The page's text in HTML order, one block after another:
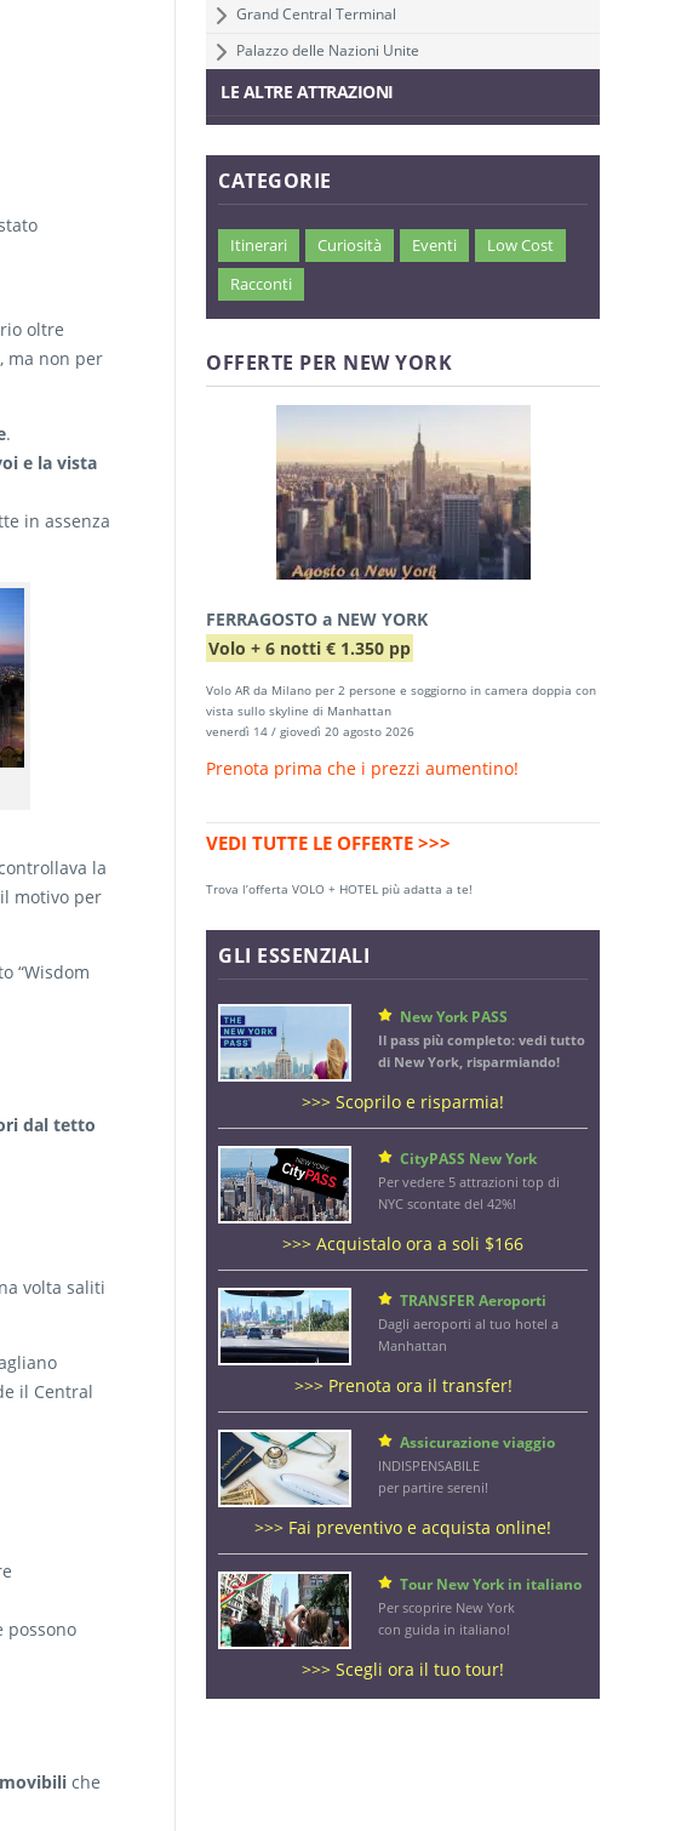
oltre
ma non per
.
e la vista
in assenza
la
motivo per
“Wisdom
dal tetto
volta saliti
il Central
possono
che
Grand Central Terminal
Palazzo delle Nazioni Unite
LE ALTRE ATTRAZIONI
CATEGORIE
Itinerari Curiosità Eventi
Low Cost
Racconti
OFFERTE PER NEW YORK
FERRAGOSTO a NEW YORK
Volo + 6 notti € 1.350 pp
Volo AR da Milano per 2 persone e soggiorno in camera doppia con
vista sullo skyline di Manhattan
venerdì 14 / giovedì 20 agosto 2026
Prenota prima che i prezzi aumentino!
VEDI TUTTE LE OFFERTE >>>
Trova l’offerta VOLO + HOTEL più adatta a te!
GLI ESSENZIALI
New York PASS
Il pass più completo: vedi tutto
di New York, risparmiando!
>>> Scoprilo e risparmia!
CityPASS New York
Per vedere 5 attrazioni top di
NYC scontate del 42%!
>>> Acquistalo ora a soli $166
TRANSFER Aeroporti
Dagli aeroporti al tuo hotel a
Manhattan
>>> Prenota ora il transfer!
Assicurazione viaggio
INDISPENSABILE
per partire sereni!
>>> Fai preventivo e acquista online!
Tour New York in italiano
Per scoprire New York
con guida in italiano!
>>> Scegli ora il tuo tour!